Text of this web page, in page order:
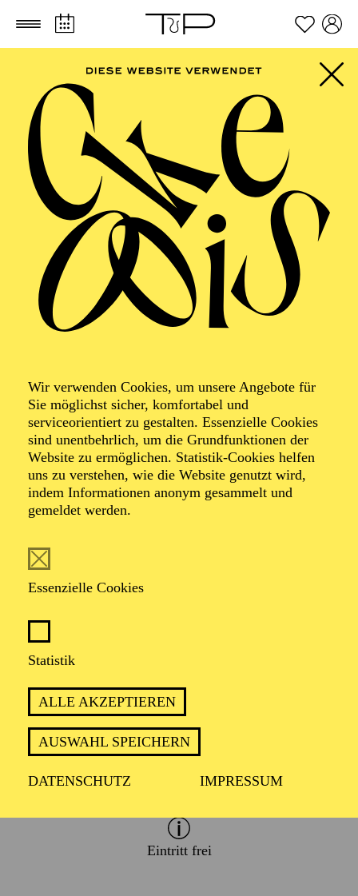
Zum Hauptinhalt springen Zum Footer springen
Wir verwenden Cookies, um unsere Angebote für
Sie möglichst sicher, komfortabel und
serviceorientiert zu gestalten. Essenzielle Cookies
sind unentbehrlich, um die Grundfunktionen der
Website zu ermöglichen. Statistik-Cookies helfen
uns zu verstehen, wie die Website genutzt wird,
indem Informationen anonym gesammelt und
gemeldet werden.
Essenzielle Cookies
Statistik
ALLE AKZEPTIEREN
AUSWAHL SPEICHERN
DATENSCHUTZ IMPRESSUM
AALTO MUSIKTHEATER
Komponistinnenfestival „her:voice“
Gesprächsrunde:
Vom Dachboden
auf die Bühne
Über die Wiederentdeckung nicht
Christin Heitmann, Henrik Schaefer, Mary Ellen
ca. 1 Stunde, 30 Minuten
Eintritt frei